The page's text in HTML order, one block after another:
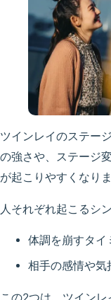
ツインレイのステー
の強さや、ステージ
が起こりやすくなりま
人それぞれ起こるシ
体調を崩すタイ
相手の感情や気
この2つは、ツイン